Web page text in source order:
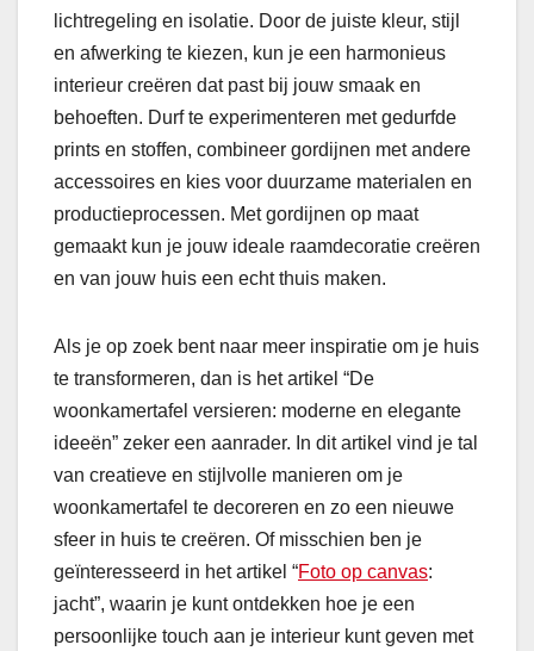
lichtregeling en isolatie. Door de juiste kleur, stijl
en afwerking te kiezen, kun je een harmonieus
interieur creëren dat past bij jouw smaak en
behoeften. Durf te experimenteren met gedurfde
prints en stoffen, combineer gordijnen met andere
accessoires en kies voor duurzame materialen en
productieprocessen. Met gordijnen op maat
gemaakt kun je jouw ideale raamdecoratie creëren
en van jouw huis een echt thuis maken.
Als je op zoek bent naar meer inspiratie om je huis
te transformeren, dan is het artikel “De
woonkamertafel versieren: moderne en elegante
ideeën” zeker een aanrader. In dit artikel vind je tal
van creatieve en stijlvolle manieren om je
woonkamertafel te decoreren en zo een nieuwe
sfeer in huis te creëren. Of misschien ben je
geïnteresseerd in het artikel “Foto op canvas:
jacht”, waarin je kunt ontdekken hoe je een
persoonlijke touch aan je interieur kunt geven met